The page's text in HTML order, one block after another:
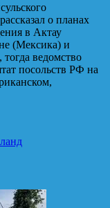
о планах
в Актау
(Мексика) и
ведомство
посольств РФ на